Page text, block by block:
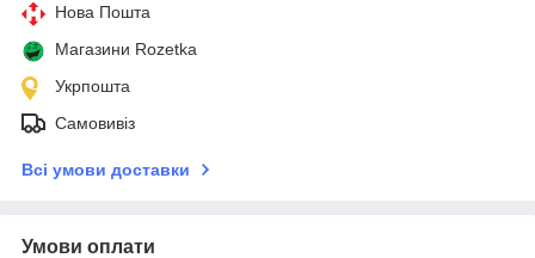
Нова Пошта
Магазини Rozetka
Укрпошта
Самовивіз
Всі умови доставки
Умови оплати